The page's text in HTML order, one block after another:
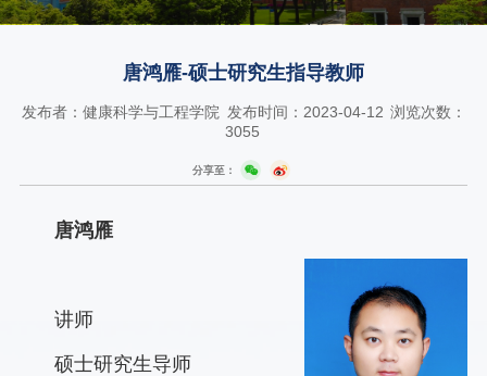
唐鸿雁-硕士研究生指导教师
发布者：健康科学与工程学院 发布时间：2023-04-12 浏览次数：
3055
分享至：
唐鸿雁
讲师
硕士研究生导师